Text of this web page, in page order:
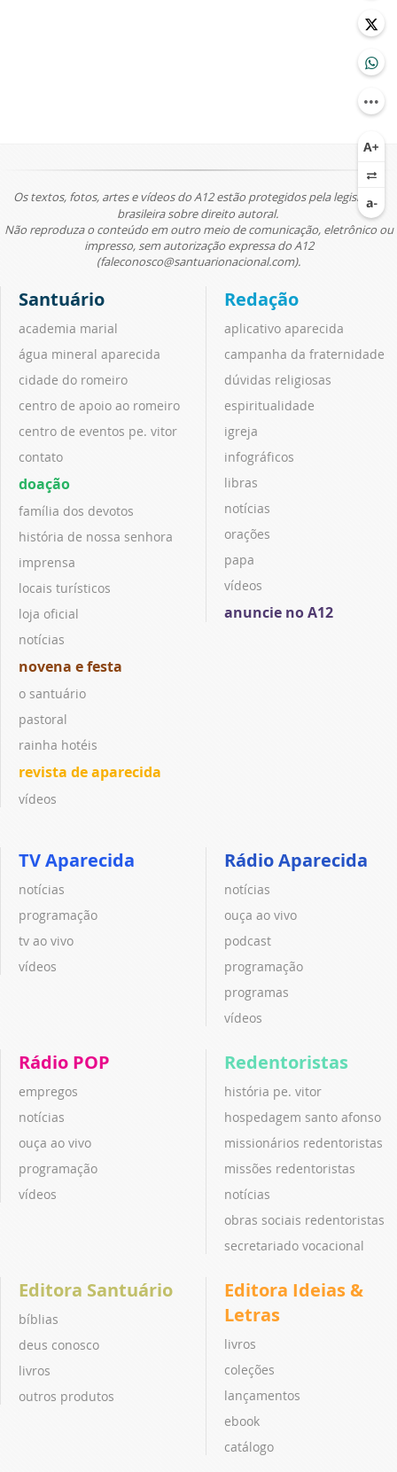
Os textos, fotos, artes e vídeos do A12 estão protegidos pela legislação
brasileira sobre direito autoral.
Não reproduza o conteúdo em outro meio de comunicação, eletrônico ou
impresso, sem autorização expressa do A12
(faleconosco@santuarionacional.com).
Santuário
academia marial
água mineral aparecida
cidade do romeiro
centro de apoio ao romeiro
centro de eventos pe. vitor
contato
doação
família dos devotos
história de nossa senhora
imprensa
locais turísticos
loja oficial
notícias
novena e festa
o santuário
pastoral
rainha hotéis
revista de aparecida
vídeos
Redação
aplicativo aparecida
campanha da fraternidade
dúvidas religiosas
espiritualidade
igreja
infográficos
libras
notícias
orações
papa
vídeos
anuncie no A12
TV Aparecida
notícias
programação
tv ao vivo
vídeos
Rádio Aparecida
notícias
ouça ao vivo
podcast
programação
programas
vídeos
Rádio POP
empregos
notícias
ouça ao vivo
programação
vídeos
Redentoristas
história pe. vitor
hospedagem santo afonso
missionários redentoristas
missões redentoristas
notícias
obras sociais redentoristas
secretariado vocacional
Editora Santuário
bíblias
deus conosco
livros
outros produtos
Editora Ideias &
Letras
livros
coleções
lançamentos
ebook
catálogo